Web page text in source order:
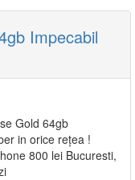
Impecabil
Gold 64gb
in orice rețea !
800 lei Bucuresti,